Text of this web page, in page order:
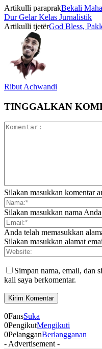
Artikulli paraprakBekali
Dur Gelar Kelas Jurnalistik
Artikulli tjetërGod Bless,
Ribut Achwandi
TINGGALKAN
Silakan masukkan komentar
Silakan masukkan nama
Anda telah memasukkan
Silakan masukkan alamat
Simpan nama, email, dan
kali saya berkomentar.
0FansSuka
0PengikutMengikuti
0PelangganBerlangganan
- Advertisement -